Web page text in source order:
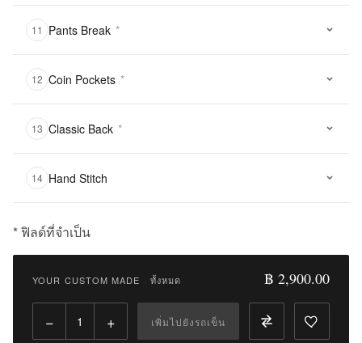
11 Pants Break *
12 Coin Pockets *
13 Classic Back *
14 Hand Stitch
* ฟิลด์ที่จำเป็น
฿
Qty:
YOUR CUSTOM MADE · ทั้งหมด ฿ 2,900.00
− + เพิ่มไปยังรถเข็น